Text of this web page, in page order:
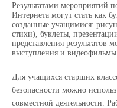
Результатами мероприятий
Интернета могут стать как
созданные учащимися:
стихи),
буклеты,
представления результатов
выступления и видеофильмы
Для учащихся старших
безопасности можно
совместной деятельности.